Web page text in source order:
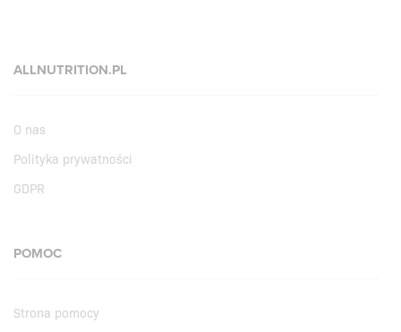
ALLNUTRITION.PL
O nas
Polityka prywatności
GDPR
POMOC
Strona pomocy